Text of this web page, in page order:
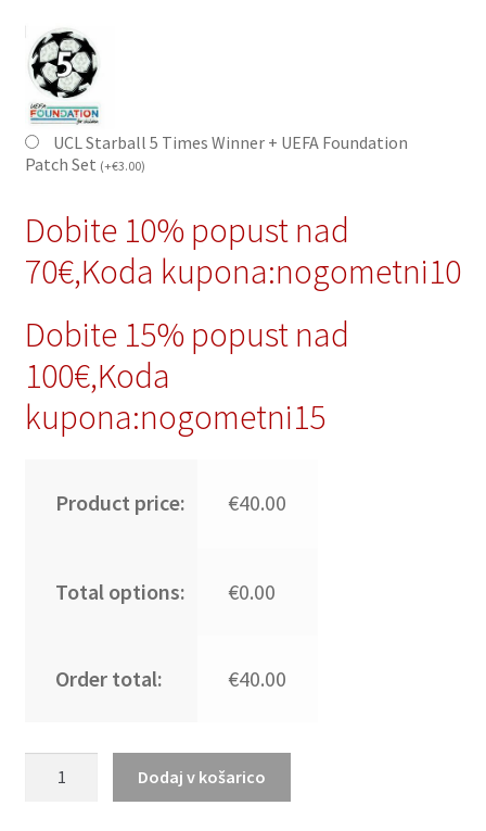
UCL Starball 5 Times Winner + UEFA Foundation
Patch Set (+€3.00)
Dobite 10% popust nad
70€,Koda kupona:nogometni10
Dobite 15% popust nad
100€,Koda
kupona:nogometni15
Product price: €40.00
Total options: €0.00
Order total: €40.00
Dodaj v košarico